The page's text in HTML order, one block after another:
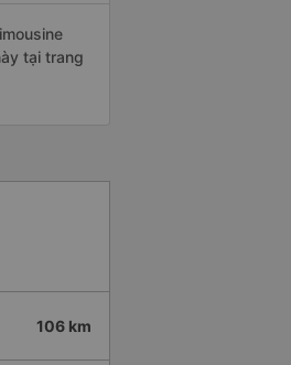
tại trang
106 km